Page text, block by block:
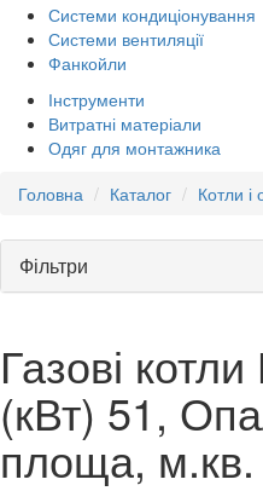
Системи кондиціонування
Системи вентиляції
Фанкойли
Інструменти
Витратні матеріали
Одяг для монтажника
Головна
Каталог Котли і
Фільтри
Газові
(кВт) 51,
площа,